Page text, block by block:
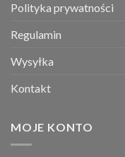
Polityka prywatności
Regulamin
Wysyłka
Kontakt
MOJE KONTO